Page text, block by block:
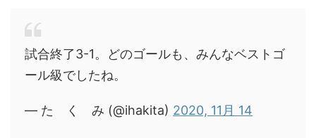
試合終了3-1。どのゴールも、みんなベストゴ
ール級でしたね。
— た く み (@ihakita) 2020, 11月 14